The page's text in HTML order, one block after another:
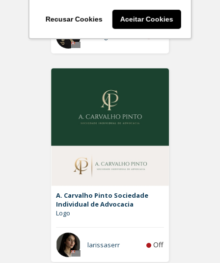
Recusar Cookies Aceitar Cookies
Rdesign SM Off
A. Carvalho Pinto Sociedade
Individual de Advocacia
Logo
larissaserr Off